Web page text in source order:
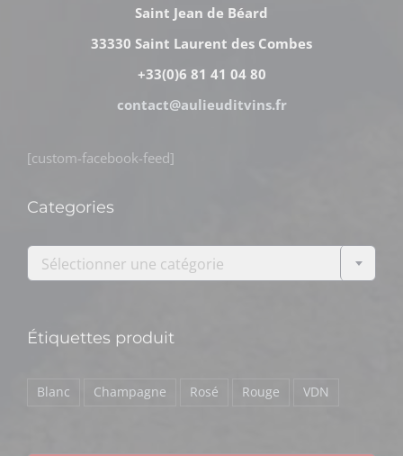
Saint Jean de Béard
33330 Saint Laurent des Combes
+33(0)6 81 41 04 80
contact@aulieuditvins.fr
[custom-facebook-feed]
Categories
Sélectionner une catégorie
Étiquettes produit
Blanc Champagne Rosé Rouge VDN